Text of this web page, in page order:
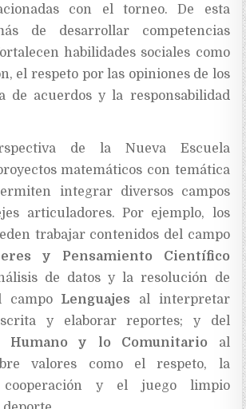
con el torneo. De esta
de desarrollar competencias
habilidades sociales como
el respeto por las opiniones de los
de acuerdos y la responsabilidad
de la Nueva Escuela
matemáticos con temática
integrar diversos campos
articuladores. Por ejemplo, los
trabajar contenidos del campo
y Pensamiento Científico
de datos y la resolución de
campo Lenguajes al interpretar
y elaborar reportes; y del
Humano y lo Comunitario al
valores como el respeto, la
y el juego limpio